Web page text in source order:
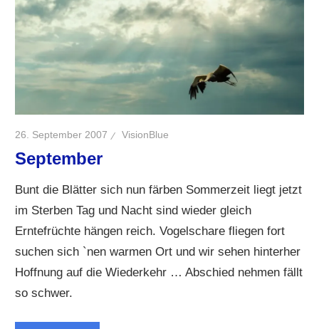
26. September 2007 VisionBlue
September
Bunt die Blätter sich nun färben Sommerzeit liegt jetzt
im Sterben Tag und Nacht sind wieder gleich
Erntefrüchte hängen reich. Vogelschare fliegen fort
suchen sich `nen warmen Ort und wir sehen hinterher
Hoffnung auf die Wiederkehr … Abschied nehmen fällt
so schwer.